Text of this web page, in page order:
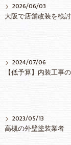
2026/06/03
2024/07/06
【低予算】内装工事
2023/05/13
高槻の外壁塗装業者